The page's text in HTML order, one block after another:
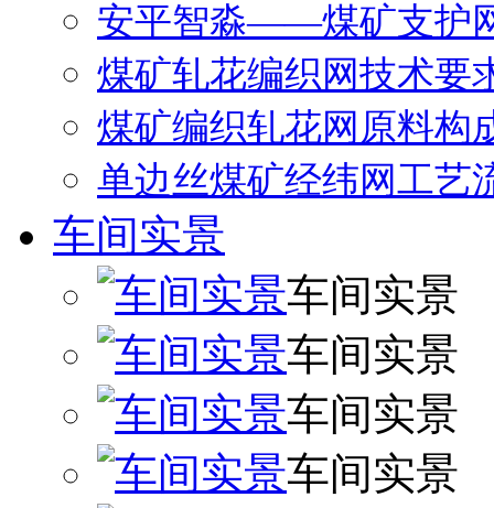
安平智淼——煤矿支护
煤矿轧花编织网技术要
煤矿编织轧花网原料构
单边丝煤矿经纬网工艺
车间实景
车间实景
车间实景
车间实景
车间实景